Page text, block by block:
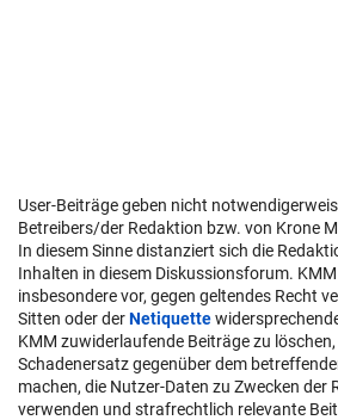
User-Beiträge geben nicht
Betreibers/der Redaktion bzw. von Krone
In diesem Sinne distanziert sich die
Inhalten in diesem Diskussionsforum.
insbesondere vor, gegen geltendes Recht
Sitten oder derNetiquette
KMM zuwiderlaufende Beiträge zu
Schadenersatz gegenüber dem
machen, die Nutzer-Daten zu Zwecken der
verwenden und strafrechtlich relevante